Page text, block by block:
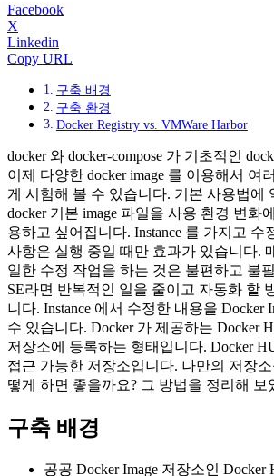
Facebook
X
Linkedin
Copy URL
구축 배경
구축 환경
Docker Registry vs. VMWare Harbor
docker 와 docker-compose 가 기초적인
이제 다양한 docker image 를 이용해서 여
게 시험해 볼 수 있습니다. 기본 사용법에
docker 기본 image 파일을 사용 환경 변화
용하고 싶어집니다. Instance 를 가지고 수
사항은 실행 중일 때만 효과가 있습니다.
일한 수정 작업을 하는 것은 불편하고 불
SE라면 반복적인 일을 줄이고 자동화 할
니다. Instance 에서 수정한 내용을 Docker
수 있습니다. Docker 가 제공하는 Docker
저장소에 등록하는 형태입니다. Docker
접근 가능한 저장소입니다. 나만의 저장
떻게 하면 좋을까요? 그 방법을 정리해 보
구축 배경
공공 Docker Image 저장소인